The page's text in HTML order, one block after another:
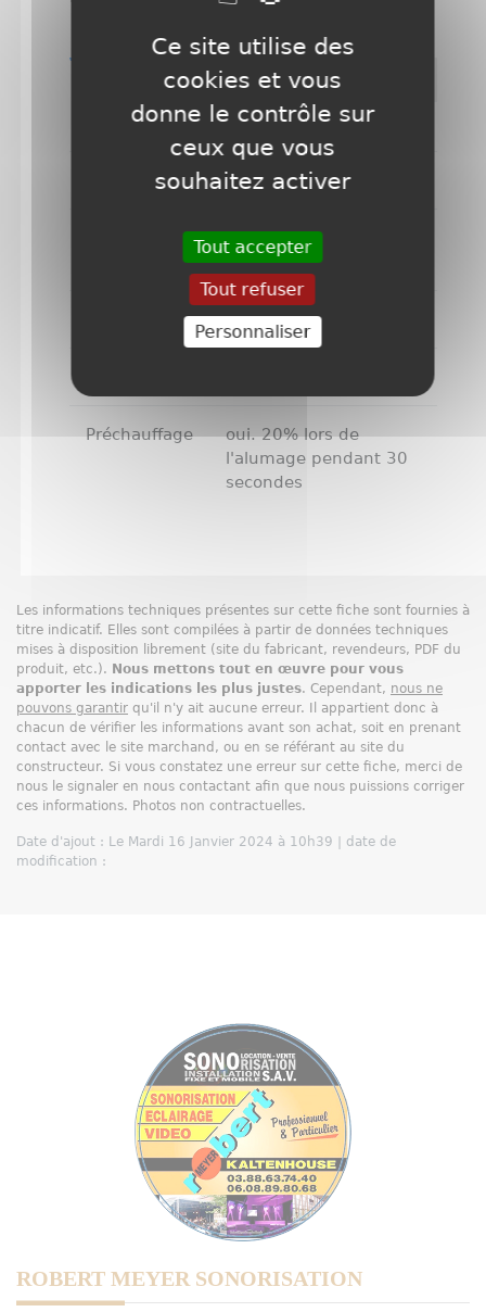
FICHE TECHNIQUE
Puissance 1x2300W
1
Alimentation 230V
Préchauffage
oui. 20% lors de
l'alumage pendant 30
secondes
Les informations techniques présentes sur cette fiche sont fournies à
titre indicatif. Elles sont compilées à partir de données techniques
mises à disposition librement (site du fabricant, revendeurs, PDF du
produit, etc.). Nous mettons tout en œuvre pour vous
apporter les indications les plus justes. Cependant, nous ne
pouvons garantir qu'il n'y ait aucune erreur. Il appartient donc à
chacun de vérifier les informations avant son achat, soit en prenant
contact avec le site marchand, ou en se référant au site du
constructeur. Si vous constatez une erreur sur cette fiche, merci de
nous le signaler en nous contactant afin que nous puissions corriger
ces informations. Photos non contractuelles.
Date d'ajout : Le Mardi 16 Janvier 2024 à 10h39 | date de
modification :
ROBERT MEYER SONORISATION
Ce site utilise des
cookies et vous
donne le contrôle sur
ceux que vous
souhaitez activer
Tout accepter
Tout refuser
Personnaliser